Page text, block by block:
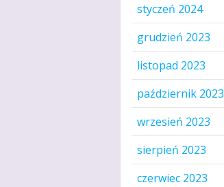
styczeń 2024
grudzień 2023
listopad 2023
październik 2023
wrzesień 2023
sierpień 2023
czerwiec 2023